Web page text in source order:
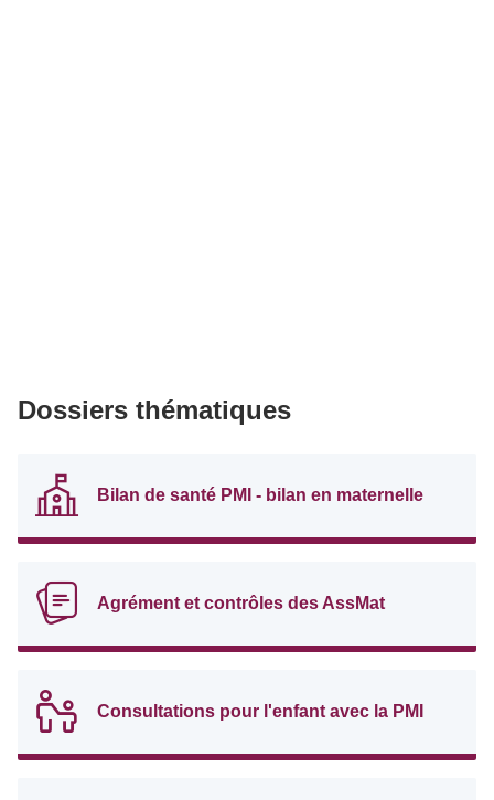
Dossiers thématiques
Bilan de santé PMI - bilan en maternelle
Agrément et contrôles des AssMat
Consultations pour l'enfant avec la PMI